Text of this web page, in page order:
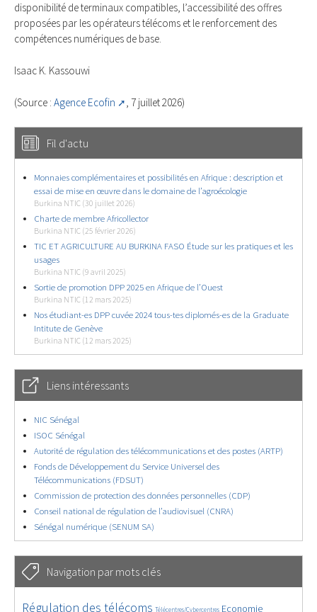
disponibilité de terminaux compatibles, l’accessibilité des offres
proposées par les opérateurs télécoms et le renforcement des
compétences numériques de base.
Isaac K. Kassouwi
(Source : Agence Ecofin , 7 juillet 2026)
Fil d'actu
Monnaies complémentaires et possibilités en Afrique : description et
essai de mise en œuvre dans le domaine de l’agroécologie
Burkina NTIC (30 juillet 2026)
Charte de membre Africollector
Burkina NTIC (25 février 2026)
TIC ET AGRICULTURE AU BURKINA FASO Étude sur les pratiques et les
usages
Burkina NTIC (9 avril 2025)
Sortie de promotion DPP 2025 en Afrique de l’Ouest
Burkina NTIC (12 mars 2025)
Nos étudiant-es DPP cuvée 2024 tous-tes diplomés-es de la Graduate
Intitute de Genève
Burkina NTIC (12 mars 2025)
Liens intéressants
NIC Sénégal
ISOC Sénégal
Autorité de régulation des télécommunications et des postes (ARTP)
Fonds de Développement du Service Universel des
Télécommunications (FDSUT)
Commission de protection des données personnelles (CDP)
Conseil national de régulation de l’audiovisuel (CNRA)
Sénégal numérique (SENUM SA)
Navigation par mots clés
4622/5845
Régulation des télécoms
368/5845 Télécentres/Cybercentres
3673/5845
Economie